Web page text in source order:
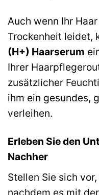
Auch wenn Ihr
Trockenheit leidet,
(H+) Haarserum
Ihrer
zusätzlicher
ihm ein gesundes,
verleihen.
Erleben Sie den
Nachher
Stellen Sie sich
nachdem es mit